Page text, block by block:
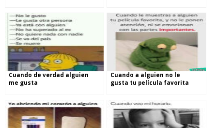
Cuando de verdad alguien
me gusta
Cuando a alguien no le
gusta tu película favorita